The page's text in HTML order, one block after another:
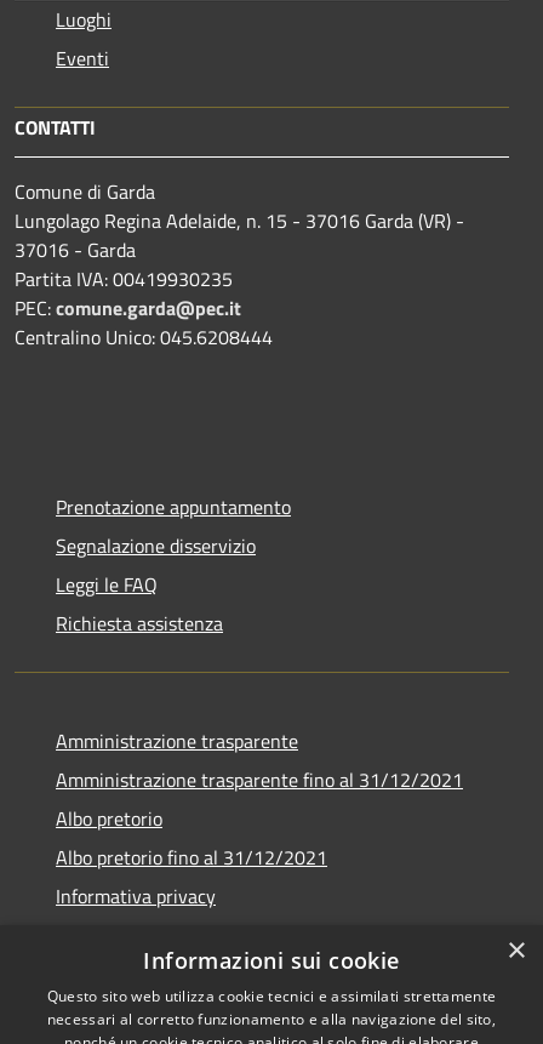
Luoghi
Eventi
CONTATTI
Comune di Garda
Lungolago Regina Adelaide, n. 15 - 37016 Garda (VR) -
37016 - Garda
Partita IVA: 00419930235
PEC:comune.garda@pec.it
Centralino Unico: 045.6208444
Prenotazione appuntamento
Segnalazione disservizio
Leggi le FAQ
Richiesta assistenza
Amministrazione trasparente
Amministrazione trasparente fino al 31/12/2021
Albo pretorio
Albo pretorio fino al 31/12/2021
Informativa privacy
Dichiarazione di accessibilità
×
Informazioni sui cookie
Questo sito web utilizza cookie tecnici e assimilati strettamente
necessari al corretto funzionamento e alla navigazione del sito,